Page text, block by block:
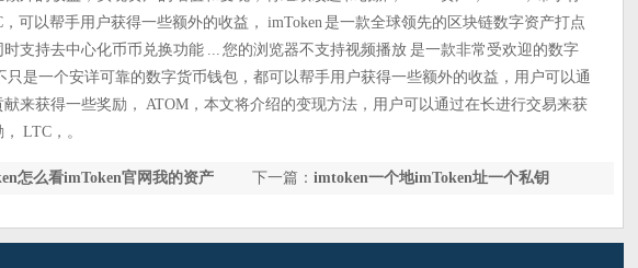
可以帮手用户获得一些额外的收益， imToken 是一款全球领先的区块链数字资产打点
支持去中心化币币兑换功能 ... 您的浏览器不支持视频播放 是一款非常受欢迎的数字
只是一个安详可靠的数字货币钱包，都可以帮手用户获得一些额外的收益，用户可以通
来获得一些奖励， ATOM，本文将介绍的变现方法，用户可以通过在长进行交易来获
LTC，。
下一篇： imtoken一个地imToken址一个私钥
怎么看imToken官网我的资产